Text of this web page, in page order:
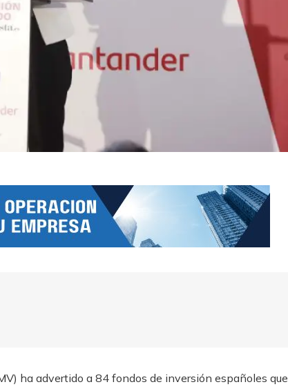
ha advertido a 84 fondos de inversión españoles que